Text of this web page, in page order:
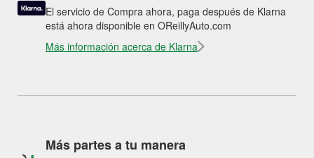
El servicio de Compra ahora, paga después de Klarna
está ahora disponible en OReillyAuto.com
Más información acerca de Klarna
Más partes a tu manera